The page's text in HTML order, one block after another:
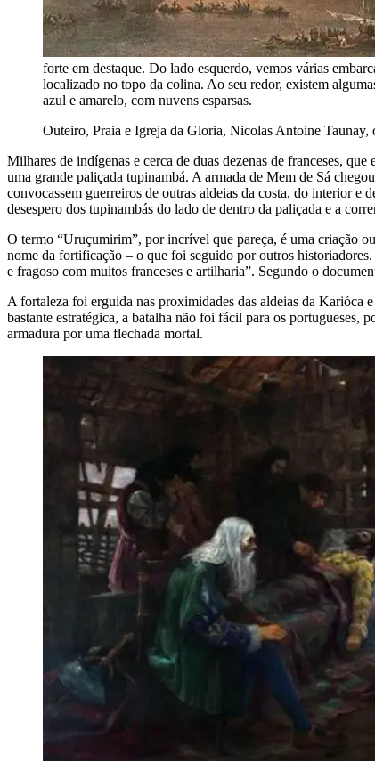
forte em destaque. Do lado esquerdo, vemos várias
localizado no topo da colina. Ao seu redor, existem
azul e amarelo, com nuvens esparsas.
Outeiro, Praia e Igreja da Gloria, Nicolas Antoine Taunay,
Milhares de indígenas e cerca de duas dezenas de franceses,
uma grande paliçada tupinambá. A armada de Mem de Sá
convocassem guerreiros de outras aldeias da costa, do interior e
desespero dos tupinambás do lado de dentro da paliçada e a
O termo “Uruçumirim”, por incrível que pareça, é uma criação
nome da fortificação – o que foi seguido por outros
e fragoso com muitos franceses e artilharia”. Segundo o
A fortaleza foi erguida nas proximidades das aldeias da Karióca
bastante estratégica, a batalha não foi fácil para os portugueses,
armadura por uma flechada mortal.